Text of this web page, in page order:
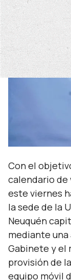
Con el
calendario de
este viernes
la sede de la
Neuquén
mediante
Gabinete y el
provisión de
equipo móvil